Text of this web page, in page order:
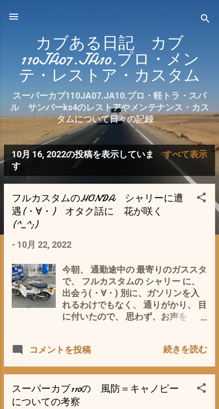
カブある日記 カブ
110JA07.JA10.プロ・メン
テ・レストア・カスタム
スーパーカブ110JA07.JA10.プロ・軽トラ・スバ
ル サンバーks4のレストアやメンテナンス・カス
タムについて日々の記録
投
稿
10月 16, 2022の投稿を表示していま
す
すべて表示
フルカスタムのHONDA シャリーに遭
遇(・∀・) オタク話に 花が咲く
(^_^;)
- 10月 22, 2022
今朝、 通勤途中の 最寄りのガススタ
で、 フルカスタムの シャリー に、
出会う(・∀・) 別に、ガソリンを入
れるわけでもなく、 通りがかり、 目
に付いたので、 思わず、お声を
ンは、モンキーに交換 ギア比が違う
他 変えられるモノは、すてべ変えて
いる(・∀・) これから、 三重県 鈴
鹿の ミーティング（ダックス・シ
コメントを投稿 続きを読む
スーパーカブ110の 風防＝キャノピー
についての考察